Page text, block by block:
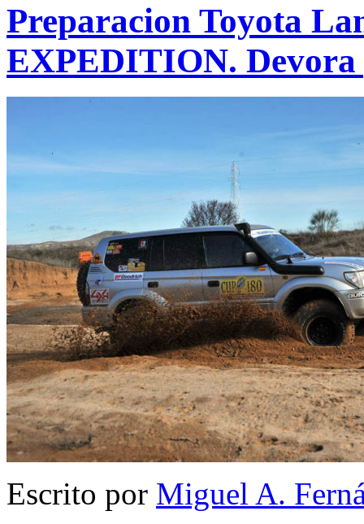
Preparacion Toyota
EXPEDITION. Devora
Escrito por Miguel A.